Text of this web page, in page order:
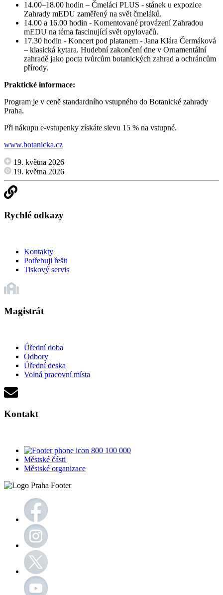
14.00–18.00 hodin – Čmeláci PLUS - stánek u expozice
Zahrady mEDU zaměřený na svět čmeláků.
14.00 a 16.00 hodin - Komentované provázení Zahradou
mEDU na téma fascinující svět opylovačů.
17.30 hodin - Koncert pod platanem - Jana Klára Čermáková
– klasická kytara. Hudební zakončení dne v Ornamentální
zahradě jako pocta tvůrcům botanických zahrad a ochráncům
přírody.
Praktické informace:
Program je v ceně standardního vstupného do Botanické zahrady
Praha.
Při nákupu e-vstupenky získáte slevu 15 % na vstupné.
www.botanicka.cz
19. května 2026
19. května 2026
Rychlé odkazy
Kontakty
Potřebuji řešit
Tiskový servis
Magistrát
Úřední doba
Odbory
Úřední deska
Volná pracovní místa
Kontakt
800 100 000
Městské části
Městské organizace